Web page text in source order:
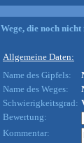
Wege, die noch
Allgemeine Daten:
Name des Gipfels:
Name des Weges:
Schwierigkeitsgrad:
Bewertung:
Kommentar: